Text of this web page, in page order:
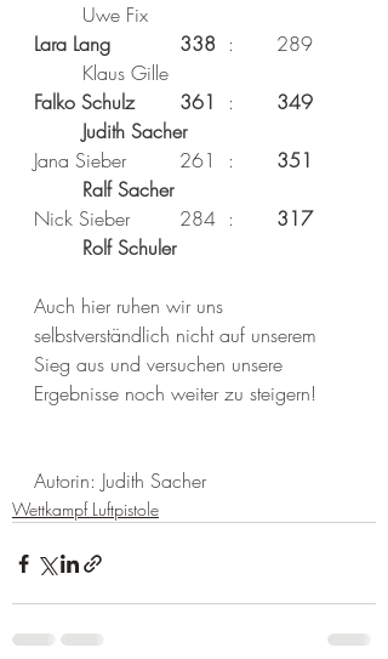
Uwe Fix
Lara Lang
338 :
289
Klaus Gille
Falko Schulz
361 :
349
Judith Sacher
Jana Sieber
261 :
351
Ralf Sacher
Nick Sieber
284 :
317
Rolf Schuler
Auch hier ruhen wir uns
selbstverständlich nicht auf unserem
Sieg aus und versuchen unsere
Ergebnisse noch weiter zu steigern!
Autorin: Judith Sacher
Wettkampf Luftpistole